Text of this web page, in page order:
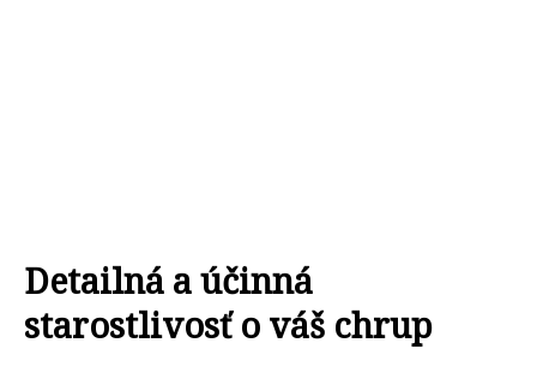
Detailná a účinná
starostlivosť o váš chrup